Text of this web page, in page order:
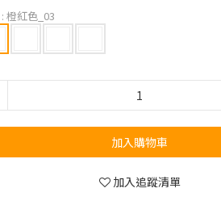
: 橙紅色_03
加入購物車
加入追蹤清單